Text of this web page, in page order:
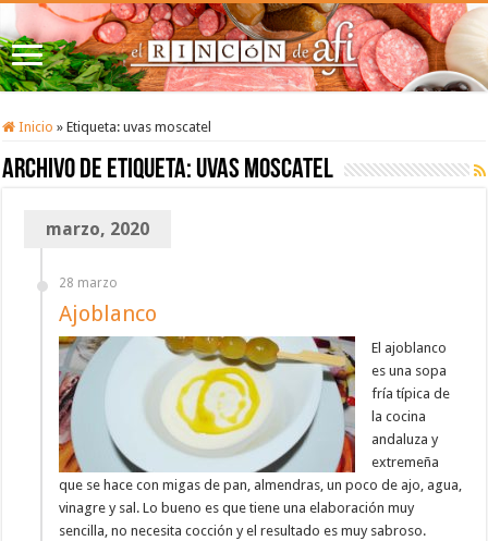
Inicio » Etiqueta:uvas moscatel
Archivo de etiqueta: uvas moscatel
marzo, 2020
28 marzo
Ajoblanco
El ajoblanco
es una sopa
fría típica de
la cocina
andaluza y
extremeña
que se hace con migas de pan, almendras, un poco de ajo, agua,
vinagre y sal. Lo bueno es que tiene una elaboración muy
sencilla, no necesita cocción y el resultado es muy sabroso.